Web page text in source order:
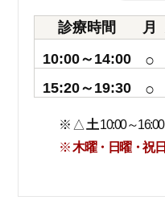
診療時間 月
10:00～14:00
○
15:20～19:30 ○
※ △ 土10:00～16:00
※木曜・日曜・祝日